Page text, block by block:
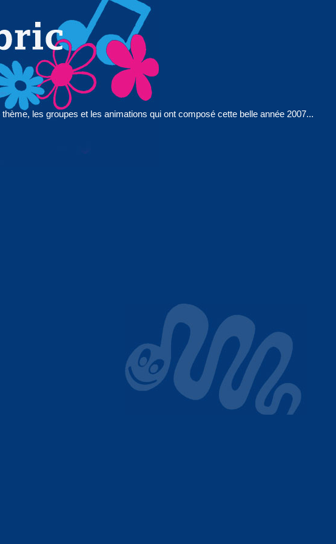
les groupes et les animations qui ont composé cette belle année 2007...